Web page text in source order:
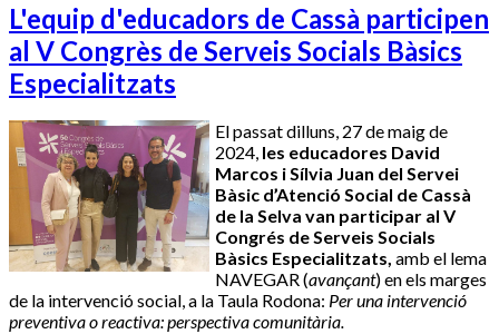
L'equip d'educadors de Cassà participen
al V Congrès de Serveis Socials Bàsics
Especialitzats
El passat dilluns, 27 de maig de
2024, les educadores David
Marcos i Sílvia Juan del Servei
Bàsic d’Atenció Social de Cassà
de la Selva van participar al V
Congrés de Serveis Socials
Bàsics Especialitzats, amb el lema
NAVEGAR (avançant) en els marges
de la intervenció social, a la Taula Rodona: Per una intervenció
preventiva o reactiva: perspectiva comunitària.